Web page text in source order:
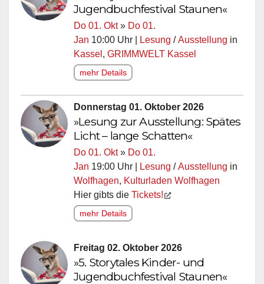
Jugendbuchfestival Staunen«
Do 01. Okt» Do 01.
Jan 10:00 Uhr | Lesung /Ausstellung in
Kassel , GRIMMWELT Kassel
mehr Details
Donnerstag 01. Oktober 2026
»Lesung zur Ausstellung: Spätes
Licht – lange Schatten«
Do 01. Okt» Do 01.
Jan 19:00 Uhr | Lesung /Ausstellung in
Wolfhagen, Kulturladen Wolfhagen
Hier gibts die Tickets!
mehr Details
Freitag 02. Oktober 2026
»5. Storytales Kinder- und
Jugendbuchfestival Staunen«